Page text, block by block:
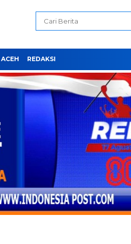
ACEH REDAKSI